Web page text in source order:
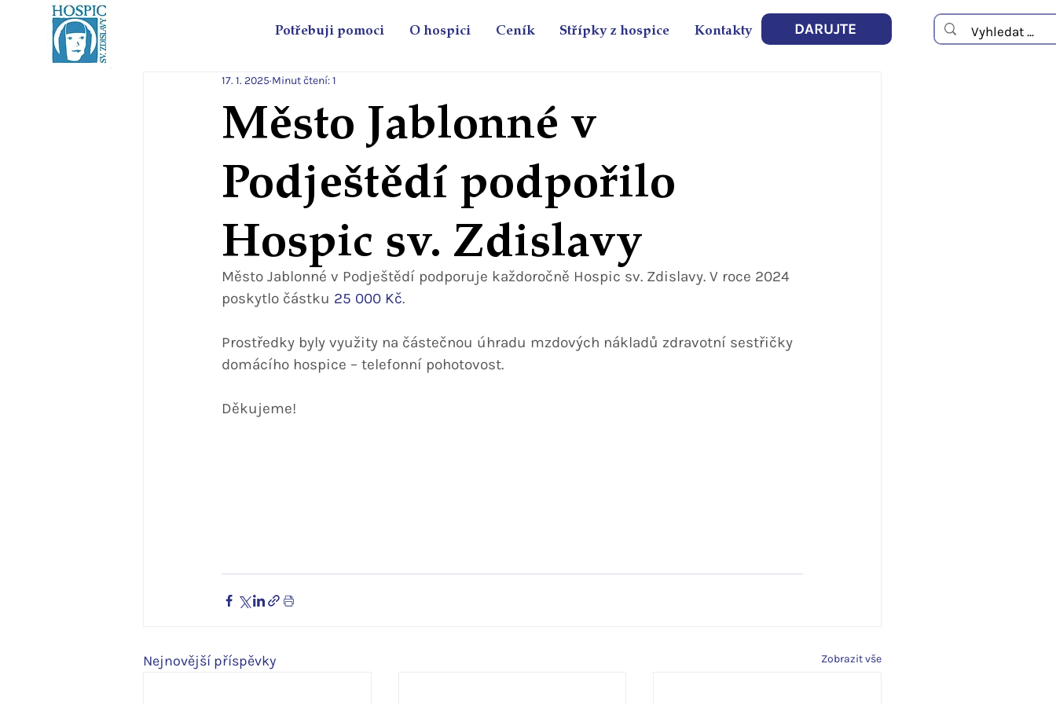
Potřebuji pomoci O hospici Ceník Střípky z hospice Kontakty DARUJTE
Město Jablonné v
Podještědí podpořilo
Hospic sv. Zdislavy
17. 1. 2025 Minut čtení: 1
Město Jablonné v Podještědí podporuje každoročně Hospic sv. Zdislavy. V roce 2024
poskytlo částku 25 000 Kč.
Prostředky byly využity na částečnou úhradu mzdových nákladů zdravotní sestřičky
domácího hospice – telefonní pohotovost.
Děkujeme!
Nejnovější příspěvky Zobrazit vše